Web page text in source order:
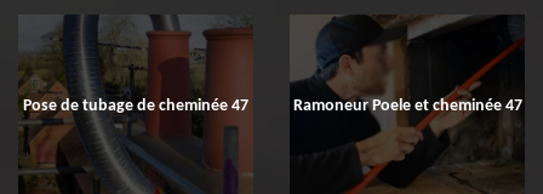
Pose de tubage de cheminée 47 Ramoneur Poele et cheminée 47